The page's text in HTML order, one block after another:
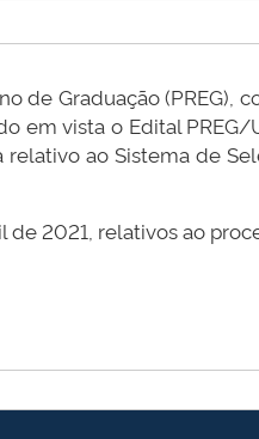
de Graduação (PREG),
em vista o Edital
ao Sistema de
2021, relativos ao